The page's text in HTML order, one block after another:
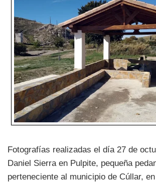
Fotografías realizadas el día 27 de
Daniel Sierra en Pulpite, pequeña
perteneciente al municipio de Cúllar,